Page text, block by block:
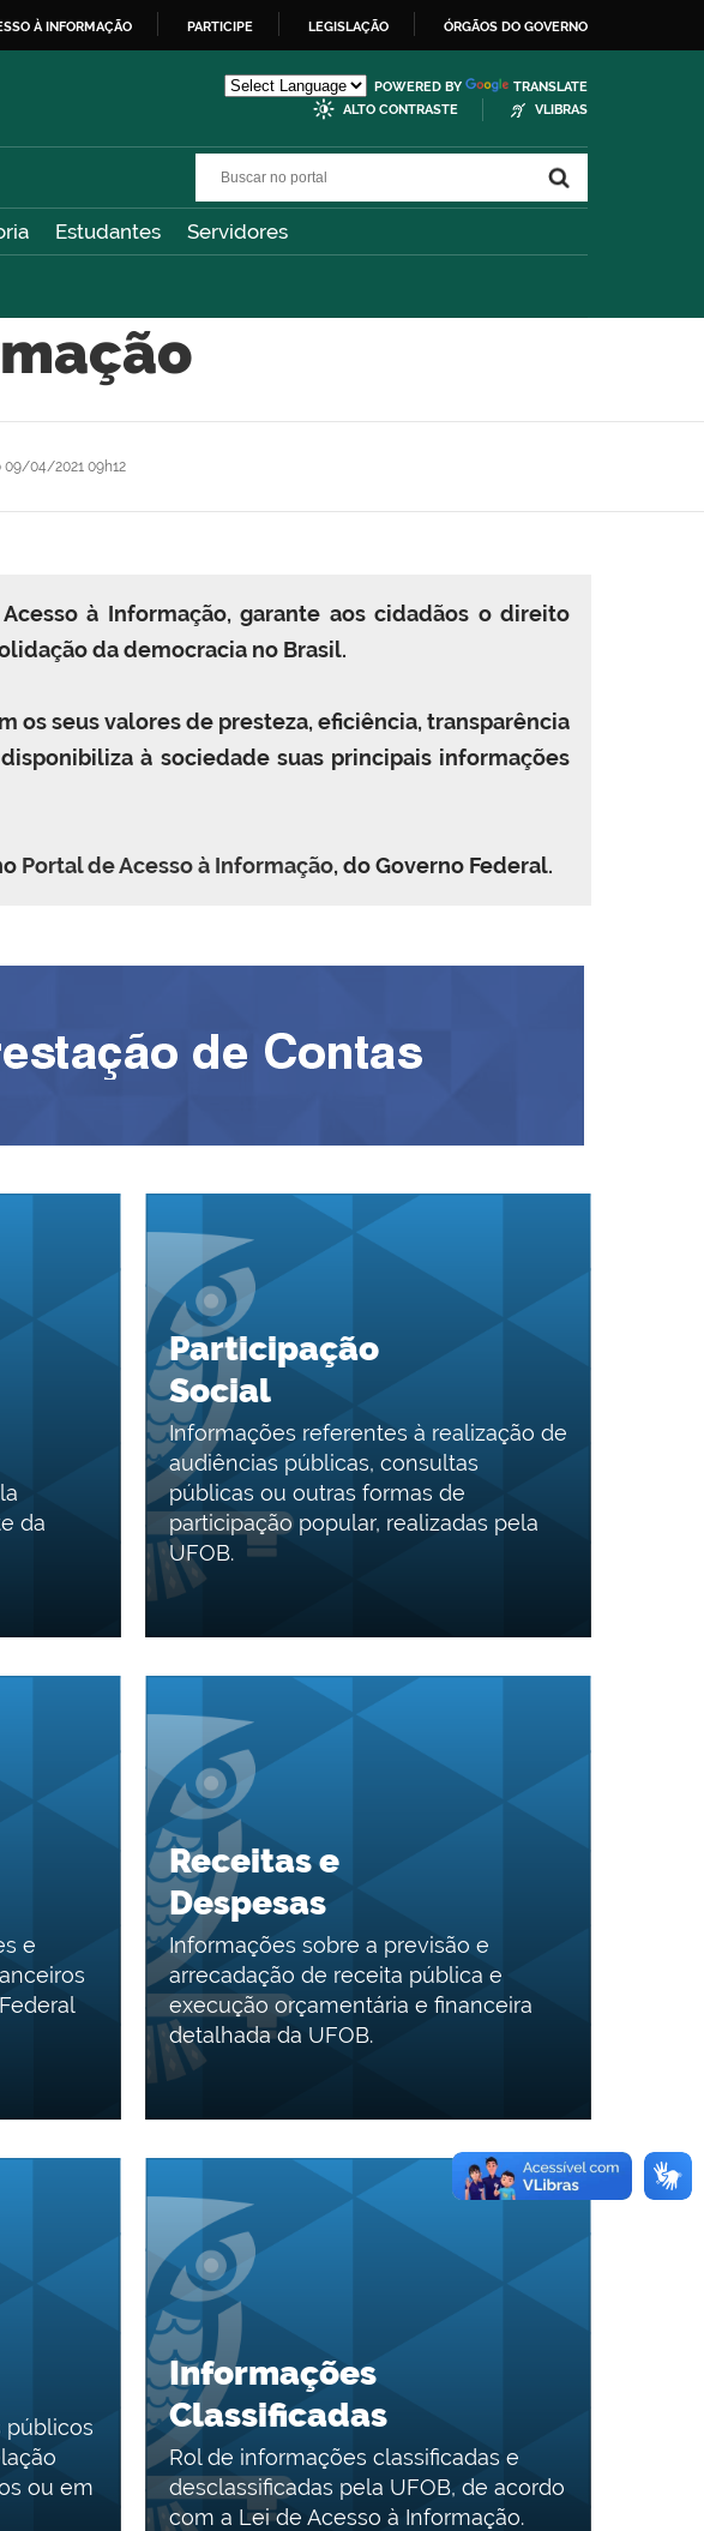
À INFORMAÇÃO PARTICIPE LEGISLAÇÃO ÓRGÃOS DO GOVERNO
POWERED BY
TRANSLATE
ALTO CONTRASTE
VLIBRAS
Estudantes Servidores
09/04/2021 09h12
à Informação, garante aos cidadãos o direito
da democracia no Brasil.
os seus valores de presteza, eficiência, transparência
à sociedade suas principais informações
Portal de Acesso à Informação, do Governo Federal.
da
Participação
Social
Informações referentes à realização de
audiências públicas, consultas
públicas ou outras formas de
participação popular, realizadas pela
UFOB.
e
Receitas e
Despesas
Informações sobre a previsão e
arrecadação de receita pública e
execução orçamentária e financeira
detalhada da UFOB.
públicos
ou em
Informações
Classificadas
Rol de informações classificadas e
desclassificadas pela UFOB, de acordo
com a Lei de Acesso à Informação.